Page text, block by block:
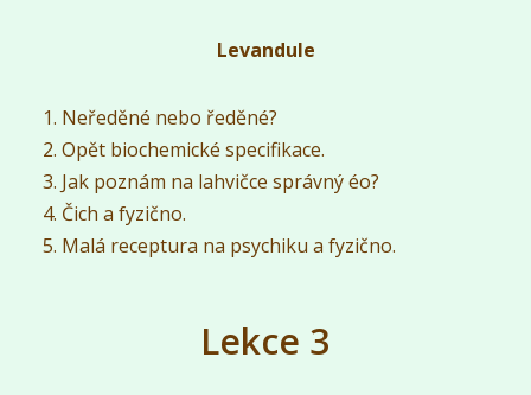
Levandule
Neředěné nebo ředěné?
Opět biochemické specifikace.
Jak poznám na lahvičce správný éo?
Čich a fyzično.
Malá receptura na psychiku a fyzično.
Lekce 3